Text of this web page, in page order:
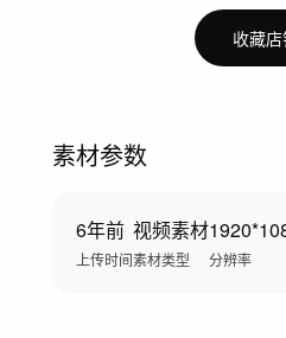
收藏
素材参数
6年前
上传时间
视频素材
素材类型 分辨率